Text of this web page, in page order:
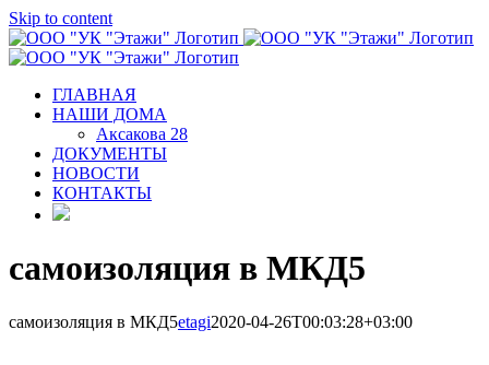
Skip to content
ГЛАВНАЯ
НАШИ ДОМА
Аксакова 28
ДОКУМЕНТЫ
НОВОСТИ
КОНТАКТЫ
самоизоляция в МКД5
самоизоляция в МКД5etagi2020-04-26T00:03:28+03:00